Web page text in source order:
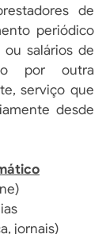
de
periódico
salários de
por outra
serviço que
desde
jornais)